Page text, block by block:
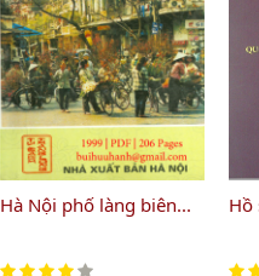
Hà Nội phố làng biên... Hồ